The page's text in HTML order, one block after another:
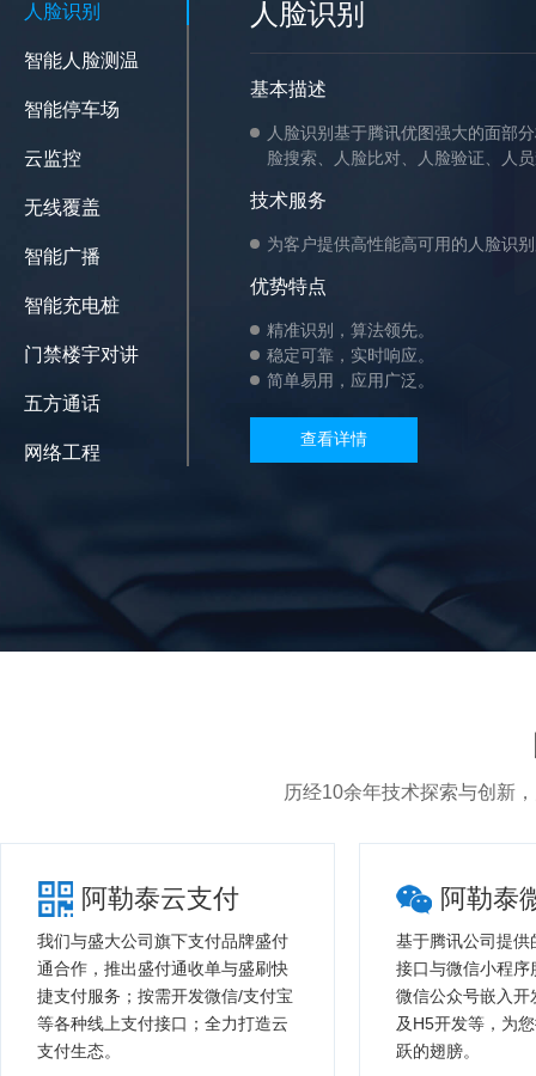
人脸识别
智能人脸测温
智能停车场
云监控
无线覆盖
智能广播
智能充电桩
门禁楼宇对讲
五方通话
网络工程
人脸识别
基本描述
人脸识别基于腾讯优图强大的面部
脸搜索、人脸比对、人脸验证、人
技术服务
为客户提供高性能高可用的人脸识
优势特点
精准识别，算法领先。
稳定可靠，实时响应。
简单易用，应用广泛。
查看详情
历经10余年技术探索与创新
阿勒泰云支付
我们与盛大公司旗下支付品牌盛付
通合作，推出盛付通收单与盛刷快
捷支付服务；按需开发微信/支付宝
等各种线上支付接口；全力打造云
支付生态。
阿勒泰
基于腾讯公司提供
接口与微信小程序
微信公众号嵌入开
及H5开发等，为
跃的翅膀。